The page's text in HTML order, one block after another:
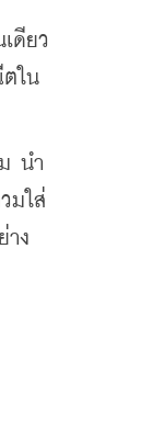
ดียว
ใน
นำ
มใส่
าง